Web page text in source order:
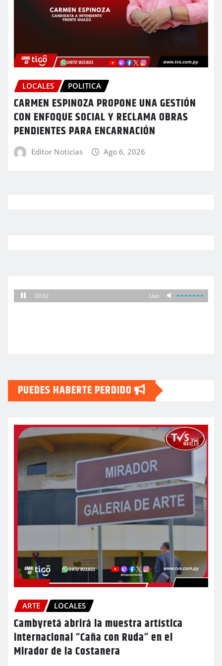
LOCALES POLITICA
CARMEN ESPINOZA PROPONE UNA GESTIÓN
CON ENFOQUE SOCIAL Y RECLAMA OBRAS
PENDIENTES PARA ENCARNACIÓN
Editor Noticias Ago 6, 2026
PUEDES HABERTE PERDIDO
ARTE LOCALES
Cambyretá abrirá la muestra artística
internacional “Caña con Ruda” en el
Mirador de la Costanera